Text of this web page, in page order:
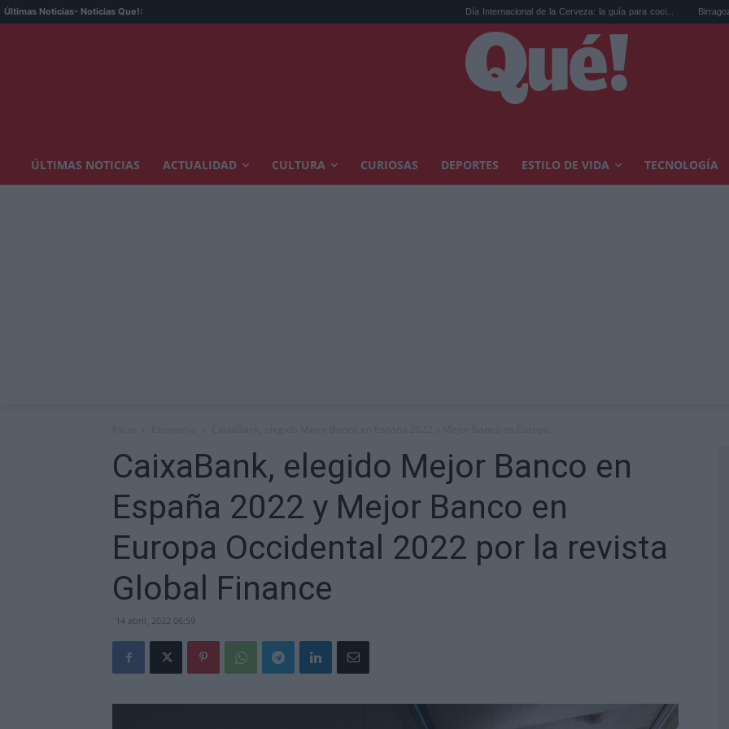
Últimas Noticias- Noticias Que!: Día Internacional de la Cerveza: la guía para coci... Birragoza 2026: el
ÚLTIMAS NOTICIAS ACTUALIDAD CULTURA CURIOSAS DEPORTES ESTILO DE VIDA TECNOLOGÍA
CaixaBank, elegido Mejor Banco en
España 2022 y Mejor Banco en
Europa Occidental 2022 por la revista
Global Finance
14 abril, 2022 06:59